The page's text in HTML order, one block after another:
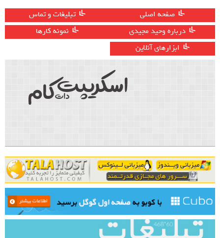
صفحه اصلی
تبلیغات و تماس
درباره وحید مجیدی
نمونه کارها
ابزارهای آنلاین